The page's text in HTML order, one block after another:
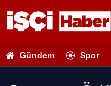
Gündem Spor